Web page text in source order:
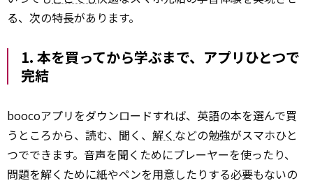
る、次の特長があります。
1. 本を買ってから学ぶまで、アプリひとつで
完結
boocoアプリをダウンロードすれば、英語の本を選んで買
うところから、読む、聞く、 解く などの勉強がスマホひと
つでできます。音声を聞くためにプレーヤーを使ったり、
問題を解くために紙やペンを用意したりする必要もないの